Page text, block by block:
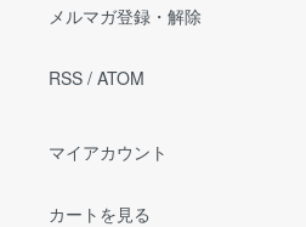
メルマガ登録・解除
RSS / ATOM
マイアカウント
カートを見る